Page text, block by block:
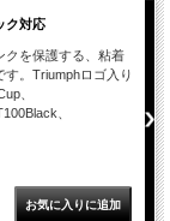
ク対応
クを保護する、粘着
。Triumphロゴ入り
、
、